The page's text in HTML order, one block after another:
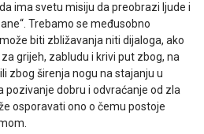
ima svetu misiju da preobrazi ljude i
Trebamo se međusobno
biti zbližavanja niti dijaloga, ako
grijeh, zabludu i krivi put zbog, na
zbog širenja nogu na stajanju u
pozivanje dobru i odvraćanje od zla
osporavati ono o čemu postoje